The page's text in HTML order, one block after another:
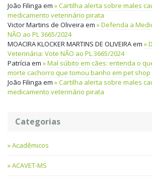
João Filinga em
Cartilha alerta sobre males
medicamento veterinário pirata
Victor Martins de Oliveira em
Defenda a
NÃO ao PL 3665/2024
MOACIRA KLOCKER MARTINS DE OLIVEIRAem
Veterinária: Vote NÃO ao PL 3665/2024
Patrícia em
Mal súbito em cães: entenda o
morte cachorro que tomou banho em pet shop
João Filinga em
Cartilha alerta sobre males
medicamento veterinário pirata
Categorias
Acadêmicos
ACAVET-MS